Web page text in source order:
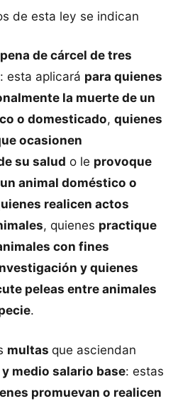
de esta ley se indican
de cárcel de tres
: esta aplicará para quienes
la muerte de un
o domesticado, quienes
ocasionen
su salud o le provoque
animal doméstico o
realicen actos
, quienes practique
con fines
y quienes
peleas entre animales
.
multas que asciendan
medio salario base: estas
promuevan o realicen